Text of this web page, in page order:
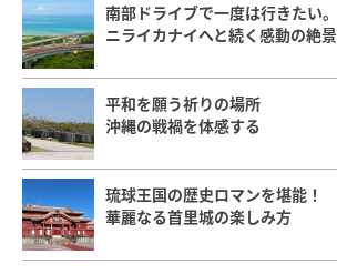
南部ドライブで一度は行きたい。
ニライカナイへと続く感動の絶景
平和を願う祈りの場所
沖縄の戦禍を体感する
琉球王国の歴史ロマンを堪能！
華麗なる首里城の楽しみ方